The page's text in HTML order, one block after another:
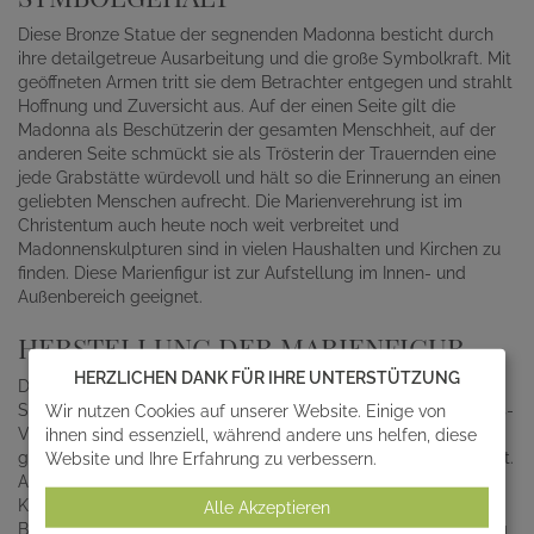
Diese Bronze Statue der segnenden Madonna besticht durch
ihre detailgetreue Ausarbeitung und die große Symbolkraft. Mit
geöffneten Armen tritt sie dem Betrachter entgegen und strahlt
Hoffnung und Zuversicht aus. Auf der einen Seite gilt die
Madonna als Beschützerin der gesamten Menschheit, auf der
anderen Seite schmückt sie als Trösterin der Trauernden eine
jede Grabstätte würdevoll und hält so die Erinnerung an einen
geliebten Menschen aufrecht. Die Marienverehrung ist im
Christentum auch heute noch weit verbreitet und
Madonnenskulpturen sind in vielen Haushalten und Kirchen zu
finden. Diese Marienfigur ist zur Aufstellung im Innen- und
Außenbereich geeignet.
HERSTELLUNG DER MARIENFIGUR
Diese Madonnenstatue wird in traditioneller Handarbeit im
Süden Deutschlands hergestellt. Im aufwändigen Bronze-Guss-
Verfahren wird flüssige Bronze in eine dafür gefertigte Form
gegossen, damit sie das Aussehen dieser Marienskulptur erhält.
Anschließend werden die feinen Linien und Details von
Künstlerhand ausgearbeitet. Am Ende wird die stilvolle
Bronzefigur patiniert ,um ihr eine ganz besondere Ausstrahlung
HERZLICHEN DANK FÜR IHRE UNTERSTÜTZUNG
Wir nutzen Cookies auf unserer Website. Einige von
ihnen sind essenziell, während andere uns helfen, diese
Website und Ihre Erfahrung zu verbessern.
Alle Akzeptieren